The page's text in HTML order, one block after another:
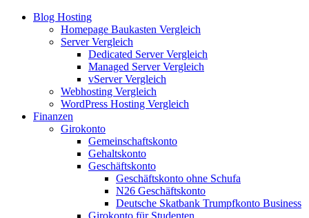
Blog Hosting
Homepage Baukasten Vergleich
Server Vergleich
Dedicated Server Vergleich
Managed Server Vergleich
vServer Vergleich
Webhosting Vergleich
WordPress Hosting Vergleich
Finanzen
Girokonto
Gemeinschaftskonto
Gehaltskonto
Geschäftskonto
Geschäftskonto ohne Schufa
N26 Geschäftskonto
Deutsche Skatbank Trumpfkonto Business
Girokonto für Studenten